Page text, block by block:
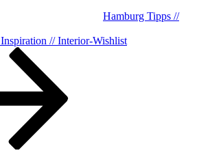
Hamburg Tipps //
Inspiration // Interior-Wishlist